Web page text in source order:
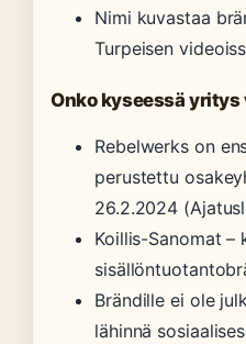
Nimi kuvastaa
Turpeisen
Onko kyseessä
Rebelwerks on
perustettu
26.2.2024
Koillis-Sanomat –
Brändille ei ole
lähinnä